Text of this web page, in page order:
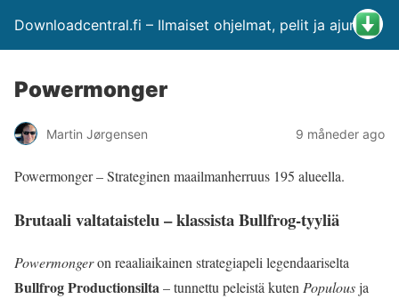
Downloadcentral.fi – Ilmaiset ohjelmat, pelit ja ajurit
Powermonger
Martin Jørgensen 9 måneder ago
Powermonger – Strateginen maailmanherruus 195 alueella.
Brutaali valtataistelu – klassista Bullfrog-tyyliä
Powermongeron reaaliaikainen strategiapeli legendaariselta
Bullfrog Productionsilta– tunnettu peleistä kutenPopulousja